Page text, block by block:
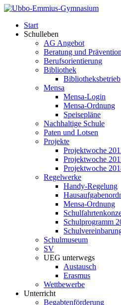
Start
Schulleben
AG Angebot
Beratung und Prävention
Berufsorientierung
Bibliothek
Bibliotheksbetrieb
Mensa
Mensa-Login
Mensa-Ordnung
Speisepläne
Nachhaltige Schule
Paten und Lotsen
Projekte
Projektwoche
Projektwoche
Projektwoche
Regelwerke
Handy-Regelung
Mensa-Ordnung
Schulprogramm
Schulmuseum
SV
UEG unterwegs
Austausch
Erasmus
Wettbewerbe
Unterricht
Begabtenförderung